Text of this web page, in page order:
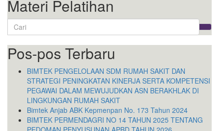
Materi Pelatihan
Search
for:
Pos-pos Terbaru
BIMTEK PENGELOLAAN SDM RUMAH SAKIT DAN
STRATEGI PENINGKATAN KINERJA SERTA KOMPETENSI
PEGAWAI DALAM MEWUJUDKAN ASN BERAKHLAK DI
LINGKUNGAN RUMAH SAKIT
Bimtek Anjab ABK Kepmenpan No. 173 Tahun 2024
BIMTEK PERMENDAGRI NO 14 TAHUN 2025 TENTANG